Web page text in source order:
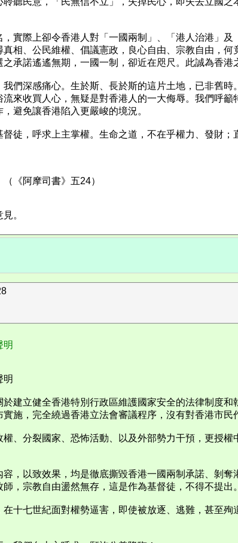
實際上卻令香港人對「一國兩制」、「港人治港」
相、公民維權、倡議憲政，良心自由、宗教自由，
承諾遙遙無期，一國一制，卻近在咫尺。此誠為香港
們深感痛心。生於斯、長於斯的這片土地，已非舊
來收買人心，無疑是對香港人的一大侮辱。我們呼
避免讓香港陷入更嚴峻的境況。
徒，呼求上主掌權。生命之道，不在乎權力、發財
《阿摩司書》五24）
。
明
明
建立健全香港特別行政區維護國家安全的法律制度
施，完全繞過香港立法會審議程序，沒有對香港市民
權、分裂國家、恐怖活動、以及外部勢力干預，更授
，以致效果，均是徹底撕毀香港一國兩制承諾、剝
，宗教自由盪然無存，這是作為基督徒，不得不提出。
十七世紀面對權勢逼害，即使被放逐、逃難，甚至